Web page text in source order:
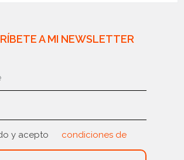
A MI NEWSLETTER
y acepto
condiciones de
uso